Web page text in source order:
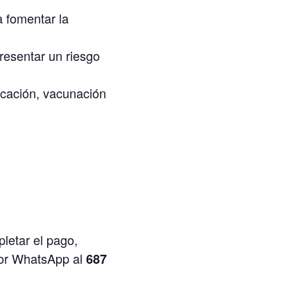
fomentar la
un riesgo
vacunación
el pago,
WhatsApp al687